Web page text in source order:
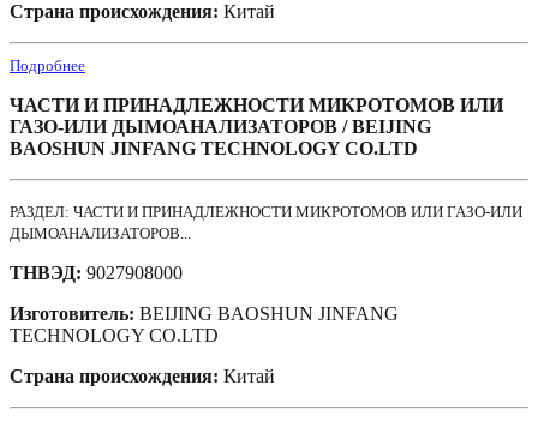
Страна происхождения: Китай
Подробнее
ЧАСТИ И ПРИНАДЛЕЖНОСТИ МИКРОТОМОВ ИЛИ
ГАЗО-ИЛИ ДЫМОАНАЛИЗАТОРОВ / BEIJING
BAOSHUN JINFANG TECHNOLOGY CO.LTD
РАЗДЕЛ: ЧАСТИ И ПРИНАДЛЕЖНОСТИ МИКРОТОМОВ ИЛИ ГАЗО-ИЛИ
ДЫМОАНАЛИЗАТОРОВ...
ТНВЭД: 9027908000
Изготовитель: BEIJING BAOSHUN JINFANG
TECHNOLOGY CO.LTD
Страна происхождения: Китай